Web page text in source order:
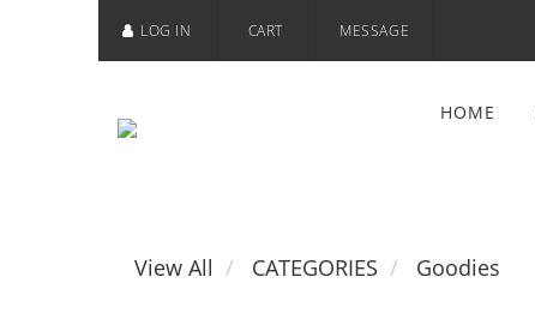
LOG IN CART MESSAGE
HOME
View All CATEGORIES Goodies